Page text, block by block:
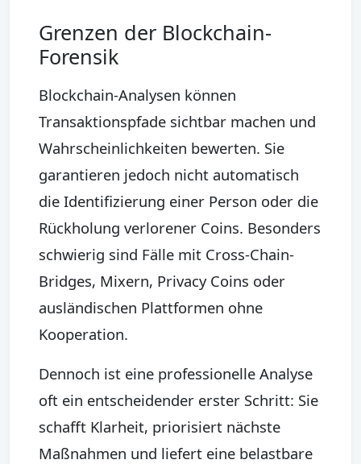
Grenzen der Blockchain-
Forensik
Blockchain-Analysen können
Transaktionspfade sichtbar machen und
Wahrscheinlichkeiten bewerten. Sie
garantieren jedoch nicht automatisch
die Identifizierung einer Person oder die
Rückholung verlorener Coins. Besonders
schwierig sind Fälle mit Cross-Chain-
Bridges, Mixern, Privacy Coins oder
ausländischen Plattformen ohne
Kooperation.
Dennoch ist eine professionelle Analyse
oft ein entscheidender erster Schritt: Sie
schafft Klarheit, priorisiert nächste
Maßnahmen und liefert eine belastbare